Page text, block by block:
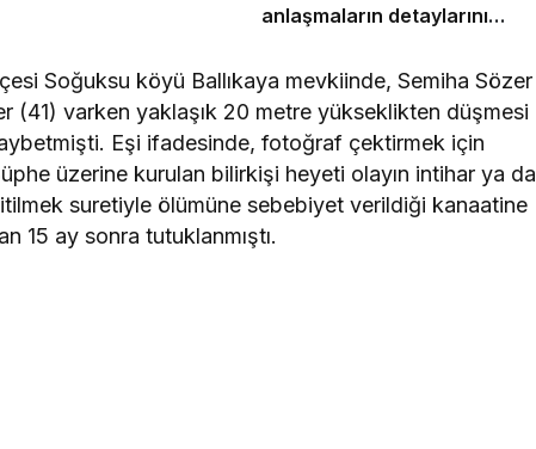
anlaşmaların detaylarını
Soğuksu köyü Ballıkaya mevkiinde, Semiha Sözer
(41) varken yaklaşık 20 metre yükseklikten düşmesi
Eşi ifadesinde, fotoğraf çektirmek için
üzerine kurulan bilirkişi heyeti olayın intihar ya da
itilmek suretiyle ölümüne sebebiyet verildiği kanaatine
15 ay sonra tutuklanmıştı.